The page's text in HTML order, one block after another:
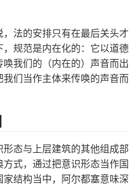
法的安排只有在最后关头才
规范是内在化的：它以道德
我们的（内在的）声音而出
们当作主体来传唤的声音而
态与上层建筑的其他组成部
式，通过把意识形态当作国
结构当中，阿尔都塞意味深